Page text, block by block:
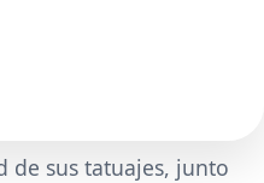
de sus tatuajes, junto